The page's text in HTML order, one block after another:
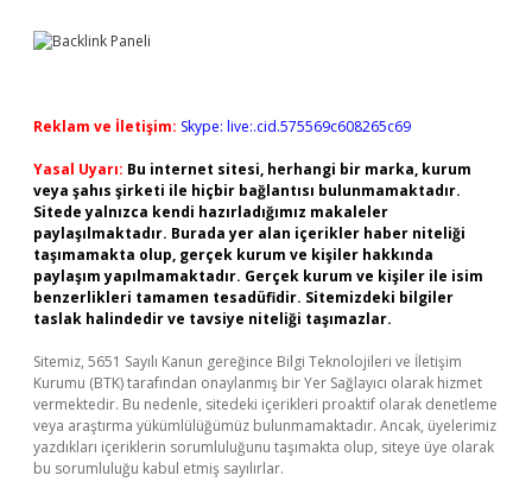
Reklam ve İletişim: Skype: live:.cid.575569c608265c69
Yasal Uyarı: Bu internet sitesi, herhangi bir marka, kurum
veya şahıs şirketi ile hiçbir bağlantısı bulunmamaktadır.
Sitede yalnızca kendi hazırladığımız makaleler
paylaşılmaktadır. Burada yer alan içerikler haber niteliği
taşımamakta olup, gerçek kurum ve kişiler hakkında
paylaşım yapılmamaktadır. Gerçek kurum ve kişiler ile isim
benzerlikleri tamamen tesadüfidir. Sitemizdeki bilgiler
taslak halindedir ve tavsiye niteliği taşımazlar.
Sitemiz, 5651 Sayılı Kanun gereğince Bilgi Teknolojileri ve İletişim
Kurumu (BTK) tarafından onaylanmış bir Yer Sağlayıcı olarak hizmet
vermektedir. Bu nedenle, sitedeki içerikleri proaktif olarak denetleme
veya araştırma yükümlülüğümüz bulunmamaktadır. Ancak, üyelerimiz
yazdıkları içeriklerin sorumluluğunu taşımakta olup, siteye üye olarak
bu sorumluluğu kabul etmiş sayılırlar.